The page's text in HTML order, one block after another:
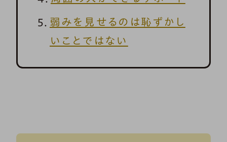
弱みを見せるのは恥ずかし
いことではない